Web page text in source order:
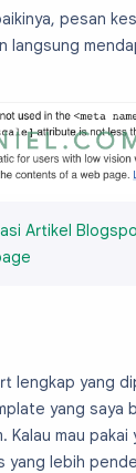
pesan
langsung
Artikel
lengkap yang
yang saya
Kalau mau pakai
yang lebih